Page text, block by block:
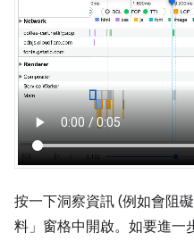
按一下洞察資訊 (例如會阻
料」 窗格中開啟。如要進一